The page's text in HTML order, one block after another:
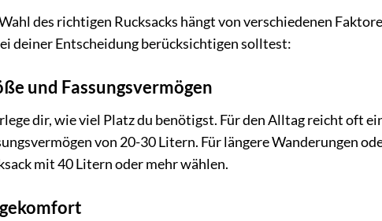
des richtigen Rucksacks hängt von verschiedenen
deiner Entscheidung berücksichtigen solltest:
und Fassungsvermögen
dir, wie viel Platz du benötigst. Für den Alltag reicht oft
von 20-30 Litern. Für längere Wanderungen
mit 40 Litern oder mehr wählen.